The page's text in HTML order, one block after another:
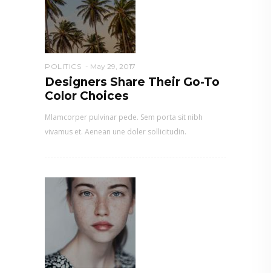
POLITICS May 29, 2017
Designers Share Their Go-To
Color Choices
Mlamcorper pulvinar pede. Sem porta sit nibh
vivamus et. Aenean une doler sollicitudin.